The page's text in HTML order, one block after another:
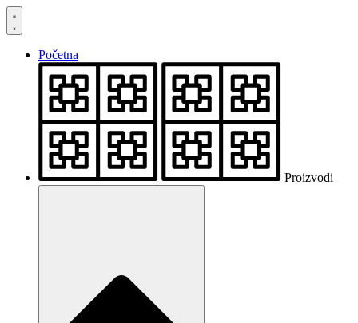
Skočite
na
Početna
Proizvodi